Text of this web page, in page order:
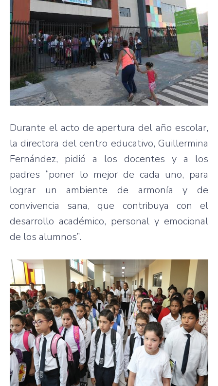
Durante el acto de apertura del año escolar,
la directora del centro educativo, Guillermina
Fernández, pidió a los docentes y a los
padres “poner lo mejor de cada uno, para
lograr un ambiente de armonía y de
convivencia sana, que contribuya con el
desarrollo académico, personal y emocional
de los alumnos”.